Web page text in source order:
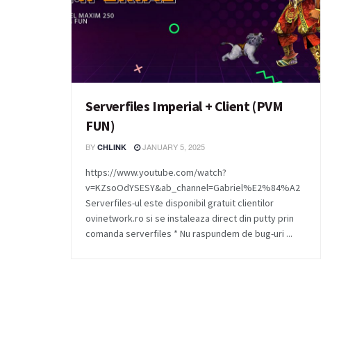
Serverfiles Imperial + Client (PVM
FUN)
BY CHLINK JANUARY 5, 2025
https://www.youtube.com/watch?
v=KZsoOdYSESY&ab_channel=Gabriel%E2%84%A2
Serverfiles-ul este disponibil gratuit clientilor
ovinetwork.ro si se instaleaza direct din putty prin
comanda serverfiles * Nu raspundem de bug-uri ...